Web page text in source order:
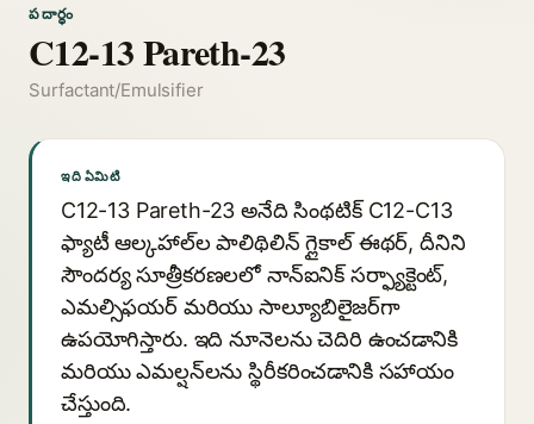
పదార్థం
C12-13 Pareth-23
Surfactant/Emulsifier
ఇది ఏమిటి
C12-13 Pareth-23 అనేది సింథటిక్ C12-C13
ఫ్యాటీ ఆల్కహాల్‌ల పాలిథిలిన్ గ్లైకాల్ ఈథర్, దీనిని
సౌందర్య సూత్రీకరణలలో నాన్‌ఐనిక్ సర్ఫ్యాక్టెంట్,
ఎమల్సిఫయర్ మరియు సాల్యూబిలైజర్‌గా
ఉపయోగిస్తారు. ఇది నూనెలను చెదిరి ఉంచడానికి
మరియు ఎమల్షన్‌లను స్థిరీకరించడానికి సహాయం
చేస్తుంది.